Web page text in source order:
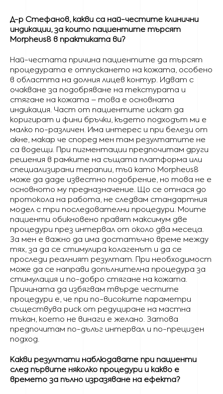
Д-р Стефанов, какви са най-честите клинични
индикации, за които пациентите търсят
Morpheus8 в практиката ви?
Най-честата причина пациентите да търсят
процедурата е отпускането на кожата, особено
в областта на долния лицев контур. Идват с
очакване за подобряване на текстурата и
стягане на кожата – това е основната
индикация. Част от пациентите искат да
коригират и фини бръчки, където подходът ми е
малко по-различен. Има интерес и при белези от
акне, макар че според мен там резултатите не
са водещи. При пигментации предпочитам други
решения в рамките на същата платформа или
специализирани терапии, тъй като Morpheus8
може да даде известно подобрение, но това не е
основното му предназначение. Що се отнася до
протокола на работа, не следвам стандартния
модел с три последователни процедури. Моите
пациенти обикновено правят максимум две
процедури през интервал от около два месеца.
За мен е важно да има достатъчно време между
тях, за да се стимулира колагенът и да се
проследи реалният резултат. При необходимост
може да се направи допълнителна процедура за
стимулация и по-добро стягане на кожата.
Причината да избягвам твърде честите
процедури е, че при по-високите параметри
съществува риск от редуциране на мастна
тъкан, което не винаги е желано. Затова
предпочитам по-дълъг интервал и по-прецизен
подход.
Какви резултати наблюдавате при пациенти
след първите няколко процедури и какво е
времето за пълно изразяване на ефекта?